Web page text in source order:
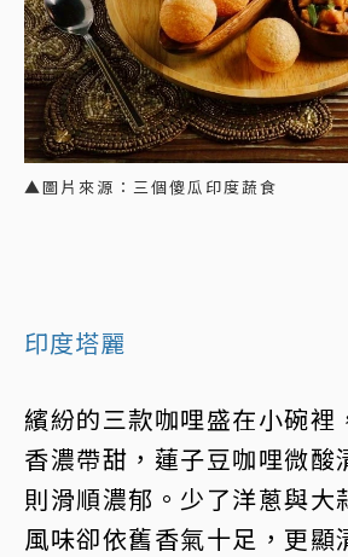
▲圖片來源：三個傻瓜印度蔬食
印度塔麗
繽紛的三款咖哩盛在小碗裡
香濃帶甜，蓮子豆咖哩微酸
則滑順濃郁。少了洋蔥與大
風味卻依舊香氣十足，更顯